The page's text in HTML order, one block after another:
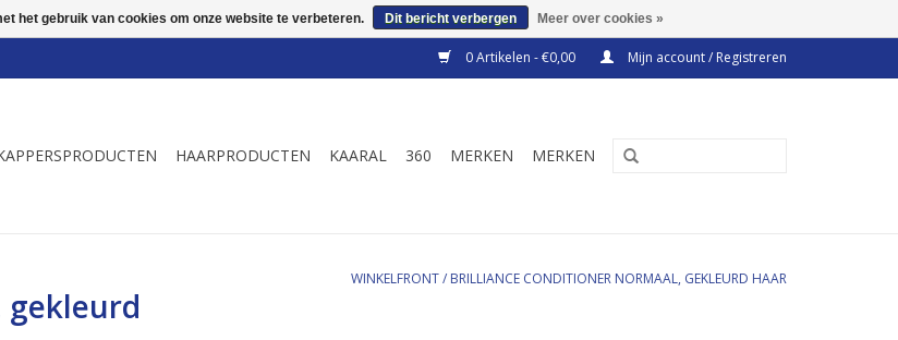
0 Artikelen - €0,00 Mijn account / Registreren
HAARPRODUCTEN KAARAL 360 MERKEN MERKEN
WINKELFRONT/ BRILLIANCE CONDITIONER NORMAAL, GEKLEURD HAAR
het gebruik van cookies om onze website te verbeteren. Dit bericht verbergen Meer over cookies »